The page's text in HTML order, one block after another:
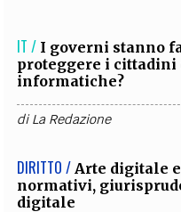
IT / I governi stanno
proteggere i cittadini
informatiche?
diLa Redazione
DIRITTO / Arte digitale
normativi,
digitale